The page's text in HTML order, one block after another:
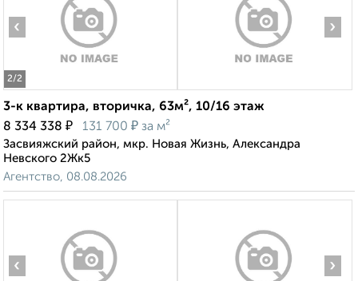
2/2
‹ ›
3-к квартира, вторичка, 63м², 10/16 этаж
8 334 338 ₽ 131 700 ₽ за м²
Засвияжский район, мкр. Новая Жизнь, Александра
Невского 2Жк5
Агентство, 08.08.2026
‹ ›